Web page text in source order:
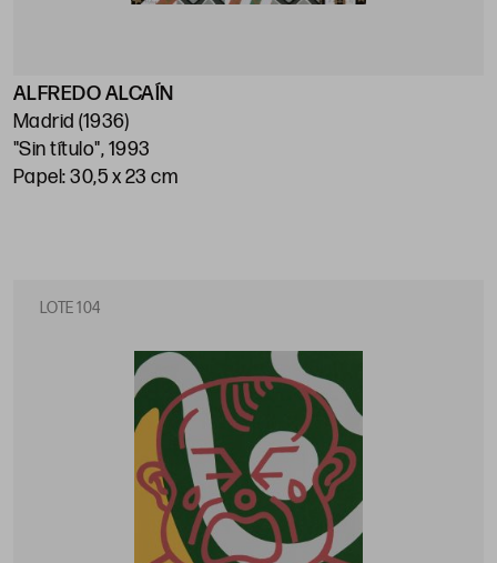
ALFREDO ALCAÍN
Madrid (1936)
"Sin título", 1993
Papel: 30,5 x 23 cm
LOTE 104